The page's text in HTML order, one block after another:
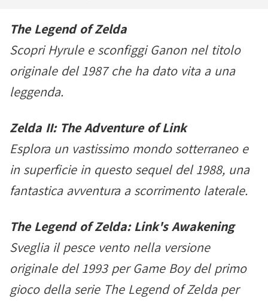
The Legend of Zelda
Scopri Hyrule e sconfiggi Ganon nel titolo
originale del 1987 che ha dato vita a una
leggenda.
Zelda II: The Adventure of Link
Esplora un vastissimo mondo sotterraneo e
in superficie in questo sequel del 1988, una
fantastica avventura a scorrimento laterale.
The Legend of Zelda: Link's Awakening
Sveglia il pesce vento nella versione
originale del 1993 per Game Boy del primo
gioco della serie The Legend of Zelda per